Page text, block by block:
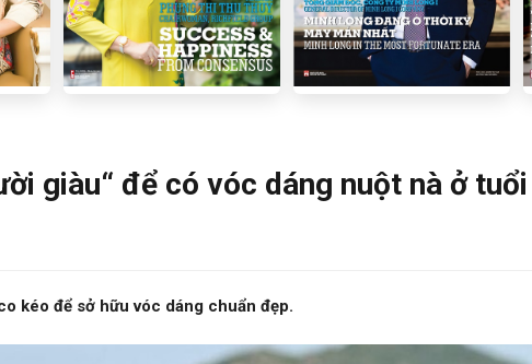
giàu“ để có vóc dáng nuột nà ở
kéo để sở hữu vóc dáng chuẩn đẹp.